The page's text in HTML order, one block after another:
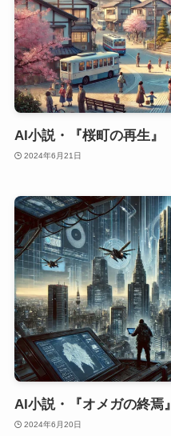
AI小説・『桜町の再生』
2024年6月21日
AI小説・『オメガの終焉』
2024年6月20日